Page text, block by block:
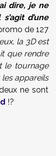
dire, je ne
d’une
de 127
la 3D est
que rendre
le tournage
appareils
ne sont
!?